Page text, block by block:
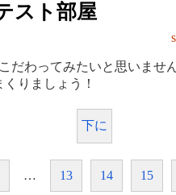
スト部屋
だわってみたいと思いませ
りましょう！
下に
… 13 14 15